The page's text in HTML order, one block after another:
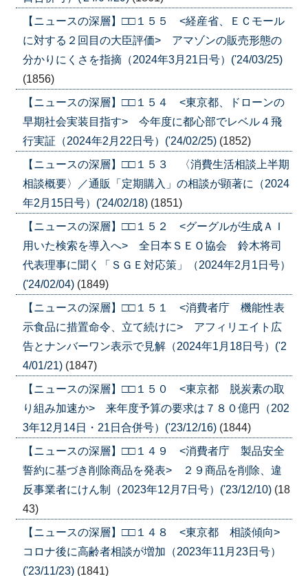
【ニュースの深層】□□１５５ <経産省、ＥＣモール
に対する２回目の大臣評価> アマゾンの販売形態の
分かりにくさを指摘（2024年3月21日号）('24/03/25)
(1856)
【ニュースの深層】□□１５４ <東京都、ドローンの
早期社会実装目指す> 今年度に都心部でレベル４飛
行実証（2024年2月22日号）('24/02/25) (1852)
【ニュースの深層】□□１５３ 〈消費生活相談上半期
相談概要〉／通販「定期購入」の相談が顕著に（2024
年2月15日号）('24/02/18) (1851)
【ニュースの深層】□□１５２ <グーグルが生成ＡＩ
用いた検索を導入へ> 全日本ＳＥＯ協会 鈴木将司
代表理事に聞く「ＳＧＥ対応策」（2024年2月1日号）
('24/02/04) (1849)
【ニュースの深層】□□１５１ <消費者庁 機能性表
示食品に措置命令、立て続けに> アフィリエイト広
告とナンバーワン表示で見解（2024年1月18日号）('2
4/01/21) (1847)
【ニュースの深層】□□１５０ <東京都 脱炭素の取
り組み加速か> 来年度予算の要求は７８０億円（202
3年12月14日・21日合併号）('23/12/16) (1844)
【ニュースの深層】□□１４９ <消費者庁 製品安全
誓約に基づき削除商品を発表> ２９商品を削除、違
反事業者にけん制（2023年12月7日号）('23/12/10) (18
43)
【ニュースの深層】□□１４８ <東京都 相談傾向>
コロナ後に高齢者相談が増加（2023年11月23日号）
('23/11/23) (1841)